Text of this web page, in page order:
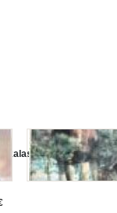
kalastus 1968 nr 11